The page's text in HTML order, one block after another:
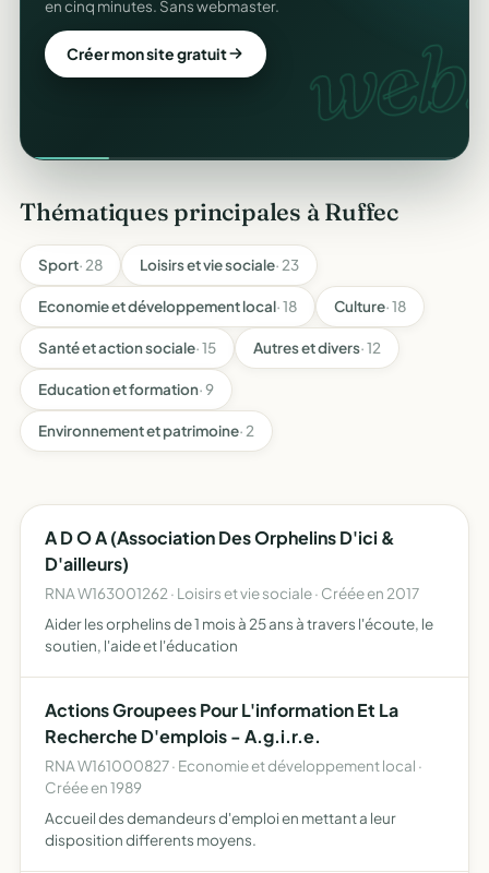
web.
en cinq minutes. Sans webmaster.
Créer mon site gratuit
Thématiques principales à Ruffec
Sport· 28 Loisirs et vie sociale· 23
Economie et développement local· 18 Culture· 18
Santé et action sociale· 15 Autres et divers· 12
Education et formation· 9
Environnement et patrimoine· 2
A D O A (Association Des Orphelins D'ici &
D'ailleurs)
RNA W163001262 · Loisirs et vie sociale · Créée en 2017
Aider les orphelins de 1 mois à 25 ans à travers l'écoute, le
soutien, l'aide et l'éducation
Actions Groupees Pour L'information Et La
Recherche D'emplois - A.g.i.r.e.
RNA W161000827 · Economie et développement local ·
Créée en 1989
Accueil des demandeurs d'emploi en mettant a leur
disposition differents moyens.